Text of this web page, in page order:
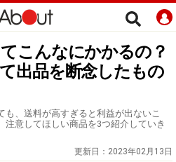
こんなにかかるの？
出品を断念したもの
も、送料が高すぎると利益が出ないこ
注意してほしい商品を3つ紹介していき
更新日： 2023年02月13日